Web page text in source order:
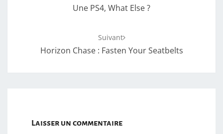
Une PS4, What Else ?
Suivant
Horizon Chase : Fasten Your Seatbelts
Laisser un commentaire